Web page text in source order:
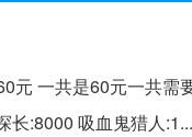
元 一共是60元一共需
:8000 吸血鬼猎人